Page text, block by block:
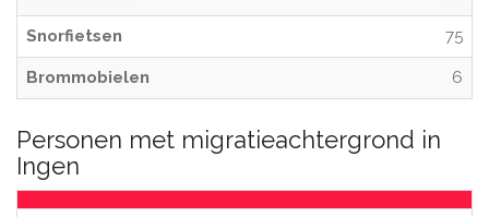
Snorfietsen 75
Brommobielen 6
Personen met migratieachtergrond in
Ingen